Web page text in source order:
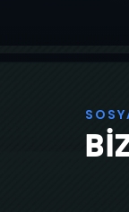
S O SY